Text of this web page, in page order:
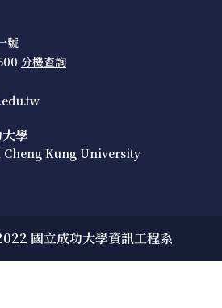
號
分機查詢
學
Kung University
國立成功大學資訊工程系